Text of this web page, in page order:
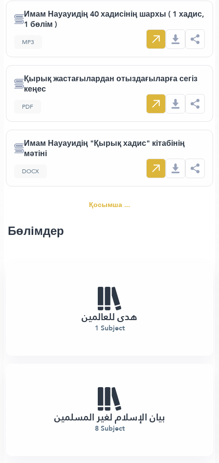
Имам Науауидің 40 хадисінің шархы ( 1 хадис,
1 бөлім )
MP3
Қырық жастағылардан отыздағыларға сегіз
кеңес
PDF
Имам Науауидің "Қырық хадис" кітабінің
мәтіні
DOCX
Қосымша ...
Бөлімдер
هدى للعالمين
1 Subject
بيان الإسلام لغير المسلمين
8 Subject